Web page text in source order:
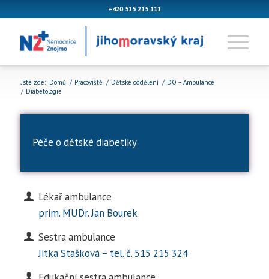
+420 515 215 111
Jste zde: Domů / Pracoviště / Dětské oddělení / DO – Ambulance
/ Diabetologie
Péče o dětské diabetiky
Lékař ambulance
prim. MUDr. Jan Bourek
Sestra ambulance
Jitka Stašková – tel. č. 515 215 324